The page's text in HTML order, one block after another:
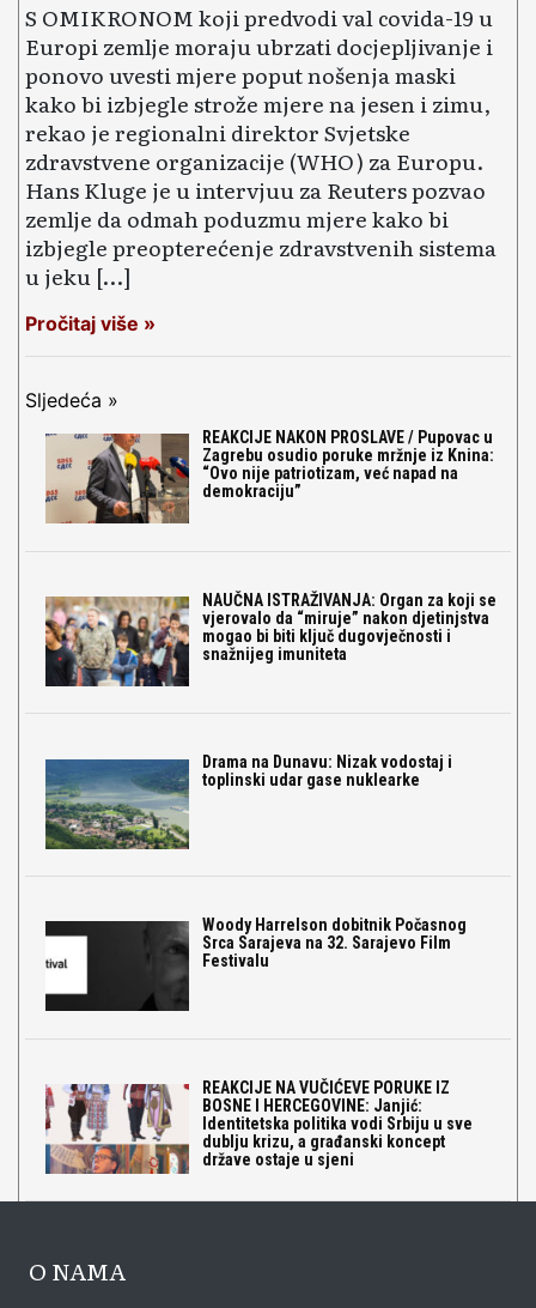
S OMIKRONOM koji predvodi val covida-19 u
Europi zemlje moraju ubrzati docjepljivanje i
ponovo uvesti mjere poput nošenja maski
kako bi izbjegle strože mjere na jesen i zimu,
rekao je regionalni direktor Svjetske
zdravstvene organizacije (WHO) za Europu.
Hans Kluge je u intervjuu za Reuters pozvao
zemlje da odmah poduzmu mjere kako bi
izbjegle preopterećenje zdravstvenih sistema
u jeku […]
Pročitaj više »
Sljedeća »
REAKCIJE NAKON PROSLAVE / Pupovac u
Zagrebu osudio poruke mržnje iz Knina:
“Ovo nije patriotizam, već napad na
demokraciju”
NAUČNA ISTRAŽIVANJA: Organ za koji se
vjerovalo da “miruje” nakon djetinjstva
mogao bi biti ključ dugovječnosti i
snažnijeg imuniteta
Drama na Dunavu: Nizak vodostaj i
toplinski udar gase nuklearke
Woody Harrelson dobitnik Počasnog
Srca Sarajeva na 32. Sarajevo Film
Festivalu
REAKCIJE NA VUČIĆEVE PORUKE IZ
BOSNE I HERCEGOVINE: Janjić:
Identitetska politika vodi Srbiju u sve
dublju krizu, a građanski koncept
države ostaje u sjeni
O NAMA